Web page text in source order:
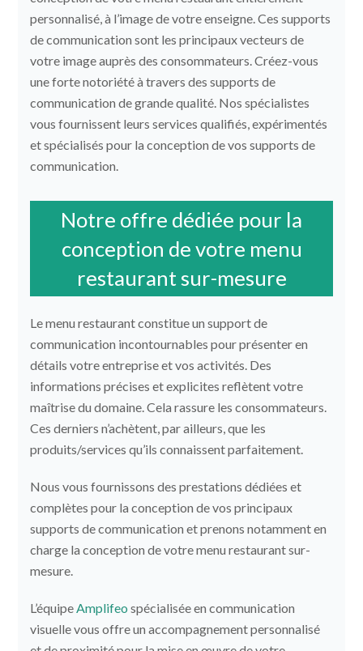
personnalisé, à l’image de votre enseigne. Ces supports
de communication sont les principaux vecteurs de
votre image auprès des consommateurs. Créez-vous
une forte notoriété à travers des supports de
communication de grande qualité. Nos spécialistes
vous fournissent leurs services qualifiés, expérimentés
et spécialisés pour la conception de vos supports de
communication.
Notre offre dédiée pour la
conception de votre menu
restaurant sur-mesure
Le menu restaurant constitue un support de
communication incontournables pour présenter en
détails votre entreprise et vos activités. Des
informations précises et explicites reflètent votre
maîtrise du domaine. Cela rassure les consommateurs.
Ces derniers n’achètent, par ailleurs, que les
produits/services qu’ils connaissent parfaitement.
Nous vous fournissons des prestations dédiées et
complètes pour la conception de vos principaux
supports de communication et prenons notamment en
charge la conception de votre menu restaurant sur-
mesure.
L’équipeAmplifeo spécialisée en communication
visuelle vous offre un accompagnement personnalisé